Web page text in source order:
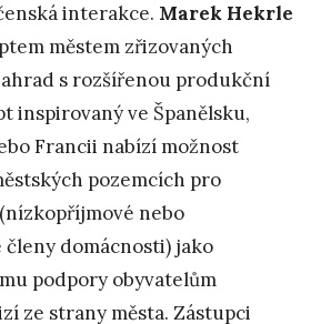
interakce. Marek Hekrle
městem zřizovaných
s rozšířenou produkční
inspirovaný ve Španělsku,
Francii nabízí možnost
pozemcích pro
nebo
členy domácnosti) jako
podpory obyvatelům
ze strany města. Zástupci